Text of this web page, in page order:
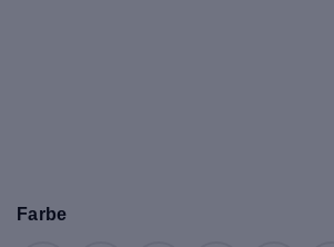
Farbe